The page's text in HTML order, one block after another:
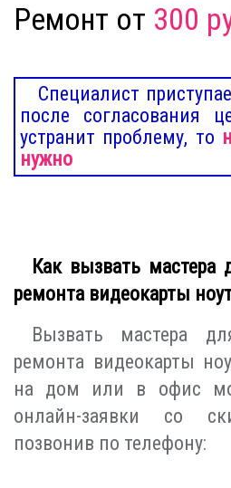
Ремонт от 300
Специалист
после согласования
устранит проблему, то
нужно
Как вызвать мастера
ремонта видеокарты
Вызвать мастера
ремонта видеокарты
на дом или в офис
онлайн-заявки со
позвонив по телефону: